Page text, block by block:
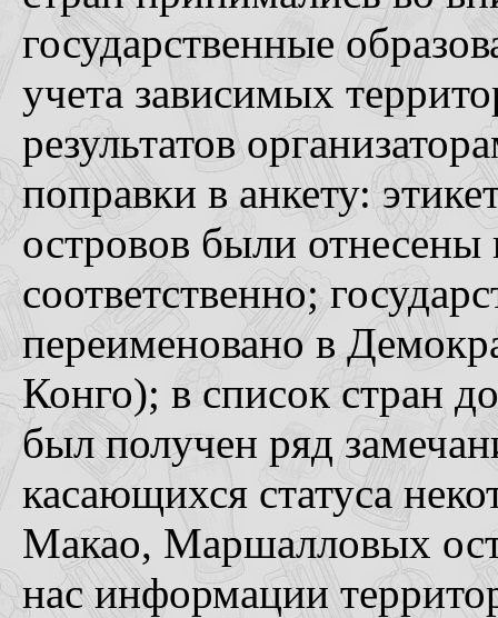
государственные
учета зависимых
результатов
поправки в анкету:
островов были
соответственно;
переименовано в
Конго); в список стран
был получен ряд
касающихся статуса
Макао, Маршалловых
нас информации